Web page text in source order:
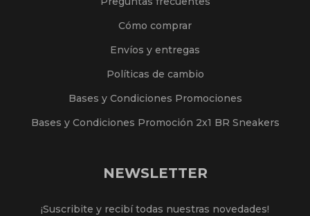
Cómo comprar
Envíos y entregas
Políticas de cambio
Bases y Condiciones Promociones
Bases y Condiciones Promoción 2x1 BR Sneakers
NEWSLETTER
¡Suscribite y recibí todas nuestras novedades!